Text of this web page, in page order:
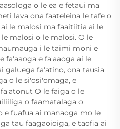
o le ea e fetaui ma
lava ona faateleina le tafe o
le malosi ma faaitiitia ai le
malosi o le malosi. O le
i le taimi moni e
fa'aaoga e fa'aaoga ai le
galuega fa'atino, ona tausia
o le si'osi'omaga, e
O le faiga o le
o faamatalaga o
e fuafua ai manaoga mo le
tau faagaoioiga, e taofia ai